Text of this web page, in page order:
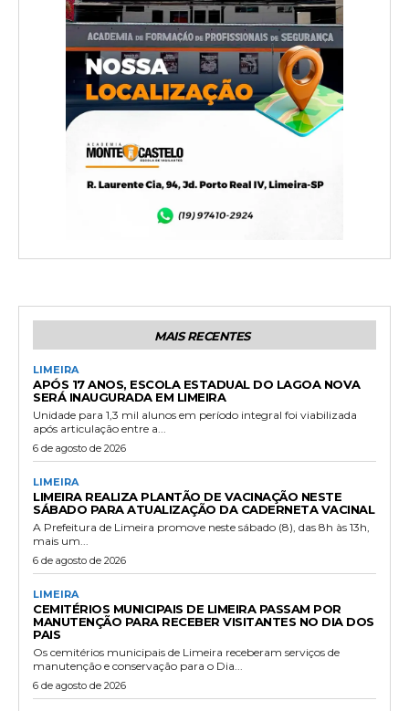
MAIS RECENTES
LIMEIRA
APÓS 17 ANOS, ESCOLA ESTADUAL DO LAGOA NOVA
SERÁ INAUGURADA EM LIMEIRA
Unidade para 1,3 mil alunos em período integral foi viabilizada
após articulação entre a...
6 de agosto de 2026
LIMEIRA
LIMEIRA REALIZA PLANTÃO DE VACINAÇÃO NESTE
SÁBADO PARA ATUALIZAÇÃO DA CADERNETA VACINAL
A Prefeitura de Limeira promove neste sábado (8), das 8h às 13h,
mais um...
6 de agosto de 2026
LIMEIRA
CEMITÉRIOS MUNICIPAIS DE LIMEIRA PASSAM POR
MANUTENÇÃO PARA RECEBER VISITANTES NO DIA DOS
PAIS
Os cemitérios municipais de Limeira receberam serviços de
manutenção e conservação para o Dia...
6 de agosto de 2026